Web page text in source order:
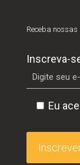
Receba
Inscreva-
Eu